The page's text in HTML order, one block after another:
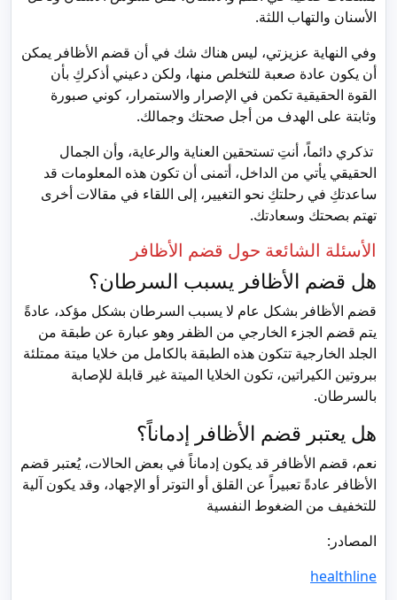
الأسنان والتهاب اللثة.
وفي النهاية عزيزتي، ليس هناك شك في أن قضم الأظافر يمكن
أن يكون عادة صعبة للتخلص منها، ولكن دعيني أذكركِ بأن
القوة الحقيقية تكمن في الإصرار والاستمرار، كوني صبورة
وثابتة على الهدف من أجل صحتك وجمالك.
تذكري دائماً، أنتِ تستحقين العناية والرعاية، وأن الجمال
الحقيقي يأتي من الداخل، أتمنى أن تكون هذه المعلومات قد
ساعدتكِ في رحلتكِ نحو التغيير، إلى اللقاء في مقالات أخرى
تهتم بصحتك وسعادتك.
الأسئلة الشائعة حول قضم الأظافر
هل قضم الأظافر يسبب السرطان؟
قضم الأظافر بشكل عام لا يسبب السرطان بشكل مؤكد، عادةً
يتم قضم الجزء الخارجي من الظفر وهو عبارة عن طبقة من
الجلد الخارجية تتكون هذه الطبقة بالكامل من خلايا ميتة ممتلئة
ببروتين الكيراتين، تكون الخلايا الميتة غير قابلة للإصابة
بالسرطان.
هل يعتبر قضم الأظافر إدماناً؟
نعم، قضم الأظافر قد يكون إدماناً في بعض الحالات، يُعتبر قضم
الأظافر عادةً تعبيراً عن القلق أو التوتر أو الإجهاد، وقد يكون آلية
للتخفيف من الضغوط النفسية
المصادر:
healthline